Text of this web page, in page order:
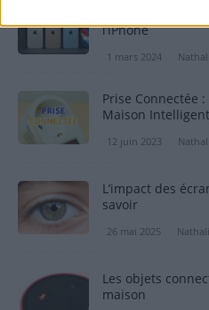
l’iPhone
1 mars 2024
Prise Connectée
Maison
12 juin 2023
L’impact des
savoir
26 mai 2025
Les objets
maison